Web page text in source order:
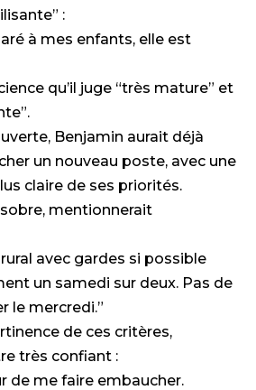
:
à mes enfants, elle est
qu’il juge “très mature” et
Benjamin aurait déjà
un nouveau poste, avec une
claire de ses priorités.
mentionnerait
avec gardes si possible
un samedi sur deux. Pas de
le mercredi.”
de ces critères,
très confiant :
de me faire embaucher.